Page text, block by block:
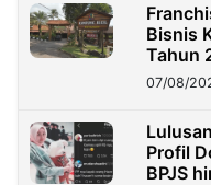
Bisnis
Tahun
07/08/
Profil
BPJS